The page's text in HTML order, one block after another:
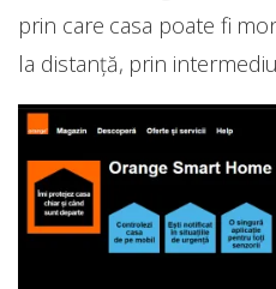
prin care casa poate fi
la distanță, prin